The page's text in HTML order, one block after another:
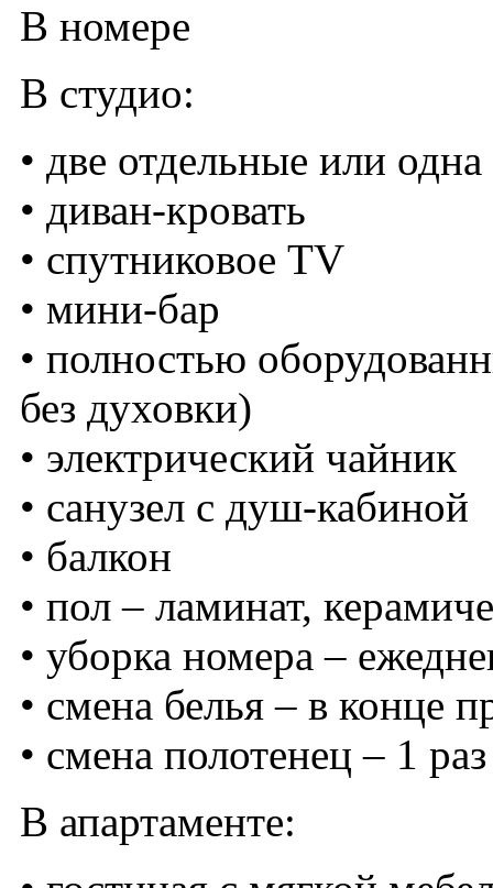
В номере
В студио:
• две отдельные или
• диван-кровать
• спутниковое TV
• мини-бар
• полностью
без духовки)
• электрический чайник
• санузел с душ-кабиной
• балкон
• пол – ламинат,
• уборка номера –
• смена белья – в конце
• смена полотенец – 1
В апартаменте: